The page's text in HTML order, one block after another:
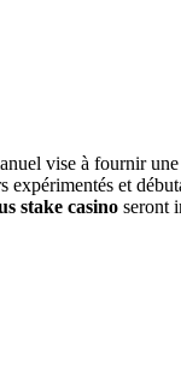
vise à fournir
expérimentés et
stake casino seront